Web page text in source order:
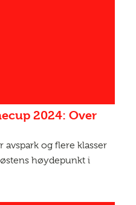
2024: Over
avspark og flere klasser
høydepunkt i